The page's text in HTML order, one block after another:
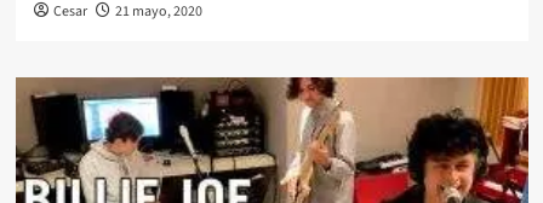
Cesar 21 mayo, 2020